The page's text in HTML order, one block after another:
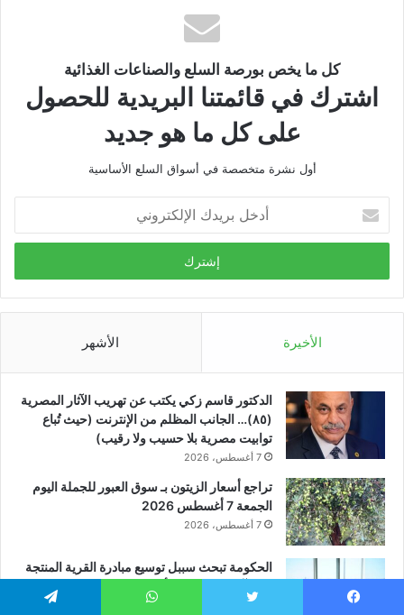
كل ما يخص بورصة السلع والصناعات الغذائية
اشترك في قائمتنا البريدية للحصول
على كل ما هو جديد
أول نشرة متخصصة في أسواق السلع الأساسية
بريدك
الإلكتروني
الأخيرة الأشهر
الدكتور قاسم زكي يكتب عن تهريب الآثار المصرية
(٨٥)… الجانب المظلم من الإنترنت (حيث تُباع
توابيت مصرية بلا حسيب ولا رقيب)
7 أغسطس، 2026
تراجع أسعار الزيتون بـ سوق العبور للجملة اليوم
الجمعة 7 أغسطس 2026
7 أغسطس، 2026
الحكومة تبحث سببل توسيع مبادرة القرية المنتجة